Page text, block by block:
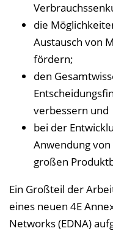
die
Austausch von
fördern;
den
verbessern und
bei der
Anwendung
großen
Ein Großteil der
eines neuen 4E
Networks (EDNA)